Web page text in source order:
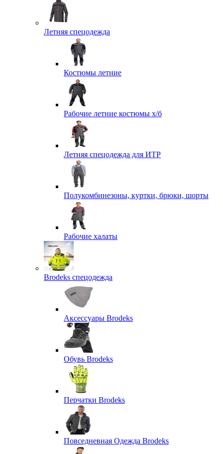
Летняя спецодежда
Костюмы летние
Рабочие летние костюмы х/б
Летняя спецодежда для ИТР
Полукомбинезоны, куртки, брюки, шорты
Рабочие халаты
Brodeks спецодежда
Аксессуары Brodeks
Обувь Brodeks
Перчатки Brodeks
Повседневная Одежда Brodeks